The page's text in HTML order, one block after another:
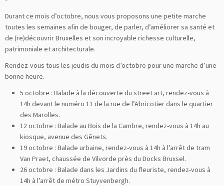
Durant ce mois d’octobre, nous vous proposons une petite marche
toutes les semaines afin de bouger, de parler, d’améliorer sa santé et
de (re)découvrir Bruxelles et son incroyable richesse culturelle,
patrimoniale et architecturale.
Rendez-vous tous les jeudis du mois d’octobre pour une marche d’une
bonne heure.
5 octobre : Balade à la découverte du street art, rendez-vous à
14h devant le numéro 11 de la rue de l’Abricotier dans le quartier
des Marolles.
12 octobre : Balade au Bois de la Cambre, rendez-vous à 14h au
kiosque, avenue des Gênets.
19 octobre : Balade urbaine, rendez-vous à 14h à l’arrêt de tram
Van Praet, chaussée de Vilvorde près du Docks Bruxsel.
26 octobre : Balade dans les Jardins du fleuriste, rendez-vous à
14h à l’arrêt de métro Stuyvenbergh.